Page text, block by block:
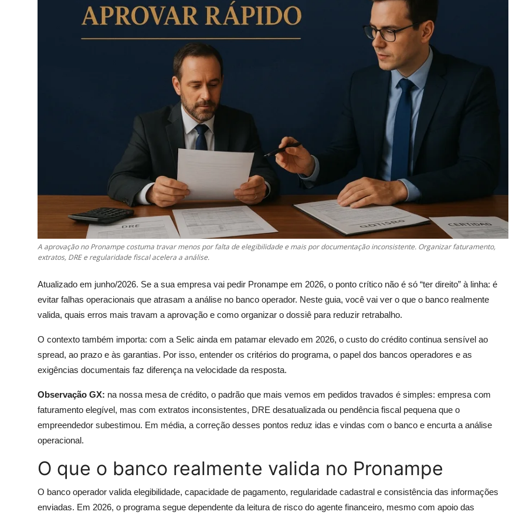
Radar Econômico
A aprovação no Pronampe costuma travar menos por falta de elegibilidade e mais por documentação inconsistente. Organizar faturamento,
extratos, DRE e regularidade fiscal acelera a análise.
Atualizado em junho/2026. Se a sua empresa vai pedir Pronampe em 2026, o ponto crítico não é só “ter direito” à linha: é
evitar falhas operacionais que atrasam a análise no banco operador. Neste guia, você vai ver o que o banco realmente
valida, quais erros mais travam a aprovação e como organizar o dossiê para reduzir retrabalho.
O contexto também importa: com a Selic ainda em patamar elevado em 2026, o custo do crédito continua sensível ao
spread, ao prazo e às garantias. Por isso, entender os critérios do programa, o papel dos bancos operadores e as
exigências documentais faz diferença na velocidade da resposta.
Observação GX: na nossa mesa de crédito, o padrão que mais vemos em pedidos travados é simples: empresa com
faturamento elegível, mas com extratos inconsistentes, DRE desatualizada ou pendência fiscal pequena que o
empreendedor subestimou. Em média, a correção desses pontos reduz idas e vindas com o banco e encurta a análise
operacional.
O que o banco realmente valida no Pronampe
O banco operador valida elegibilidade, capacidade de pagamento, regularidade cadastral e consistência das informações
enviadas. Em 2026, o programa segue dependente da leitura de risco do agente financeiro, mesmo com apoio das